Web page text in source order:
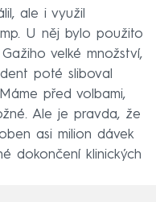
ale i využil
U něj bylo použito
velké množství,
poté sliboval
před volbami,
Ale je pravda, že
asi milion dávek
dokončení klinických